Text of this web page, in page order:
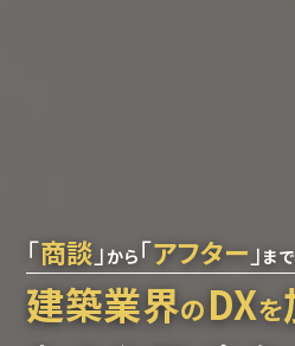
「商談 」 から 「アフター 」 まで
建築業界のDXを